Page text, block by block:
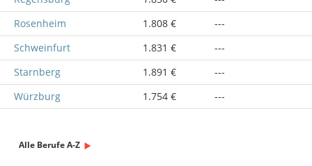
Rosenheim
1.808 €
---
Schweinfurt
1.831 €
---
Starnberg
1.891 €
---
Würzburg
1.754 € ---
Alle Berufe A-Z